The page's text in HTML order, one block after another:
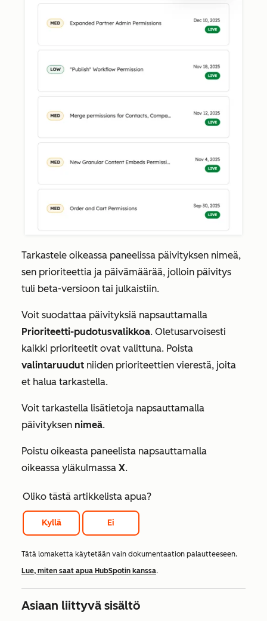
Tarkastele oikeassa paneelissa päivityksen nimeä,
sen prioriteettia ja päivämäärää, jolloin päivitys
tuli beta-versioon tai julkaistiin.
Voit suodattaa päivityksiä napsauttamalla
Prioriteetti-pudotusvalikkoa. Oletusarvoisesti
kaikki prioriteetit ovat valittuna. Poista
valintaruudut niiden prioriteettien vierestä, joita
et halua tarkastella.
Voit tarkastella lisätietoja napsauttamalla
päivityksen nimeä.
Poistu oikeasta paneelista napsauttamalla
oikeassa yläkulmassa X.
Oliko tästä artikkelista apua?
Kyllä Ei
Tätä lomaketta käytetään vain dokumentaation palautteeseen.
Lue, miten saat apua HubSpotin kanssa.
Asiaan liittyvä sisältö